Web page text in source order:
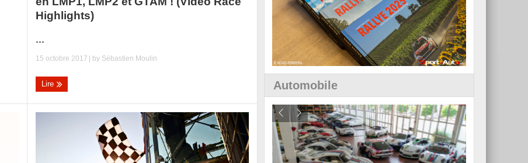
Highlights)
...
15 octobre 2017 | by Sébastien Moulin
Lire Automobile